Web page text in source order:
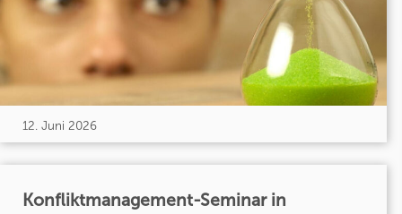
12. Juni 2026
Konfliktmanagement-Seminar in